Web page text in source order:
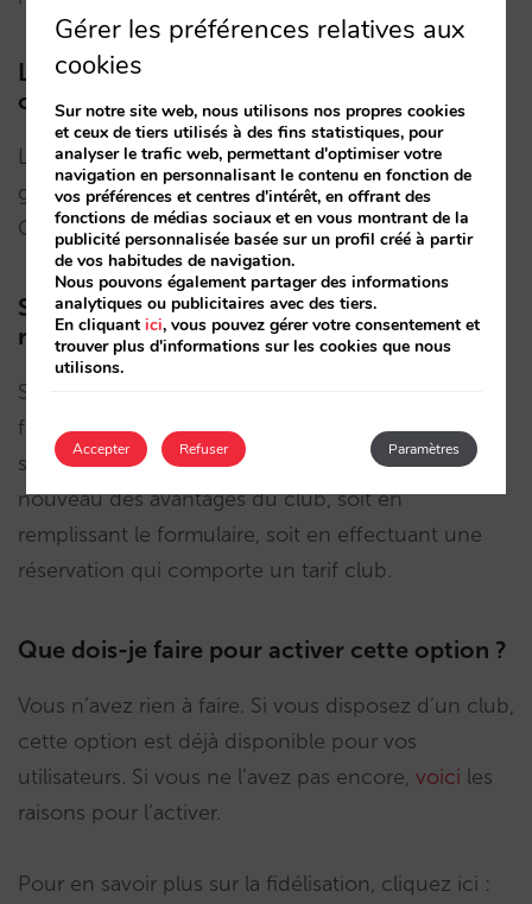
Le désabonnement d’un utilisateur est
communiqué au Cendyn CRM
Lorsqu’un membre se désabonne, un message est
généré automatiquement au travers de l’API à
Cendyn CRM, si l’hôtel dispose de ce CRM.
Si un utilisateur se désabonne, il pourra se
réinscrire
Si un utilisateur qui s’est désabonné décide de
faire partie à nouveau du club, il pourra le faire
sans aucun problème. Il pourra bénéficier à
nouveau des avantages du club, soit en
remplissant le formulaire, soit en effectuant une
réservation qui comporte un tarif club.
Que dois-je faire pour activer cette option ?
Vous n’avez rien à faire. Si vous disposez d’un club,
cette option est déjà disponible pour vos
utilisateurs. Si vous ne l’avez pas encore, voici les
raisons pour l’activer.
Pour en savoir plus sur la fidélisation, cliquez ici :
Gérer les préférences relatives aux
cookies
Sur notre site web, nous utilisons nos propres cookies
et ceux de tiers utilisés à des fins statistiques, pour
analyser le trafic web, permettant d'optimiser votre
navigation en personnalisant le contenu en fonction de
vos préférences et centres d'intérêt, en offrant des
fonctions de médias sociaux et en vous montrant de la
publicité personnalisée basée sur un profil créé à partir
de vos habitudes de navigation.
Nous pouvons également partager des informations
analytiques ou publicitaires avec des tiers.
En cliquantici, vous pouvez gérer votre consentement et
trouver plus d'informations sur les cookies que nous
utilisons.
Accepter Paramètres
Refuser